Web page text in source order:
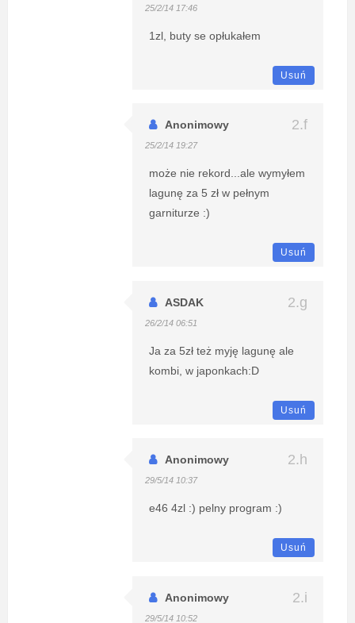
25/2/14 17:46
1zl, buty se opłukałem
Usuń
Anonimowy
25/2/14 19:27
może nie rekord...ale wymyłem
lagunę za 5 zł w pełnym
garniturze :)
Usuń
ASDAK
26/2/14 06:51
Ja za 5zł też myję lagunę ale
kombi, w japonkach:D
Usuń
Anonimowy
29/5/14 10:37
e46 4zl :) pelny program :)
Usuń
Anonimowy
29/5/14 10:52